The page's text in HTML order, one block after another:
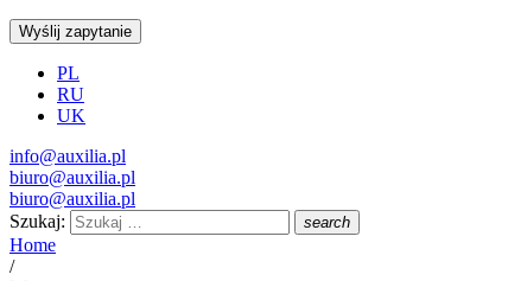
Wyślij zapytanie
PL
RU
UK
info@auxilia.pl
biuro@auxilia.pl
biuro@auxilia.pl
Szukaj:
search
Home
/